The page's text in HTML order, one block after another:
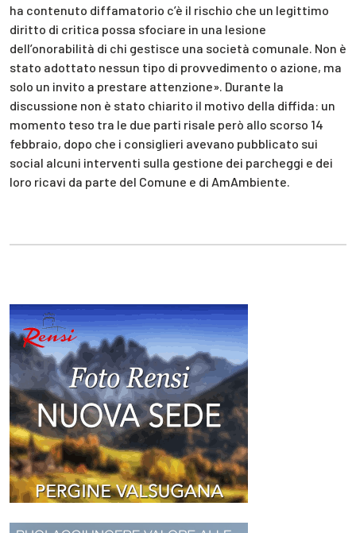
ha contenuto diffamatorio c’è il rischio che un legittimo
diritto di critica possa sfociare in una lesione
dell’onorabilità di chi gestisce una società comunale. Non è
stato adottato nessun tipo di provvedimento o azione, ma
solo un invito a prestare attenzione». Durante la
discussione non è stato chiarito il motivo della diffida: un
momento teso tra le due parti risale però allo scorso 14
febbraio, dopo che i consiglieri avevano pubblicato sui
social alcuni interventi sulla gestione dei parcheggi e dei
loro ricavi da parte del Comune e di AmAmbiente.